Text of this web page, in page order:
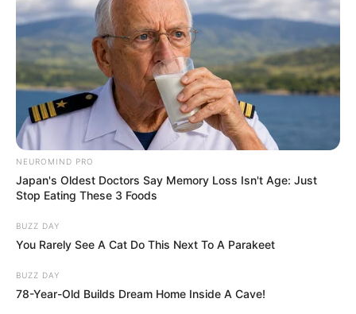
NEUROMIND PRO
Japan's Oldest Doctors Say Memory Loss Isn't Age: Just
Stop Eating These 3 Foods
BUZZ DAY
You Rarely See A Cat Do This Next To A Parakeet
BUZZ DAY
78-Year-Old Builds Dream Home Inside A Cave!